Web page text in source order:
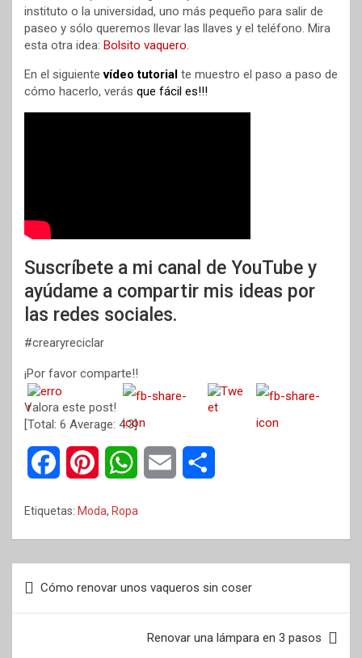
instituto o la universidad, uno más pequeño para salir de
paseo y sólo queremos llevar las llaves y el teléfono. Mira
esta otra idea: Bolsito vaquero.
En el siguientevídeo tutorial te muestro el paso a paso de
cómo hacerlo, verás que fácil es!!!
Suscríbete a mi canal de YouTube y
ayúdame a compartir mis ideas por
las redes sociales.
#crearyreciclar
¡Por favor comparte!!
Valora este post!
[Total: 6 Average: 4.3]
b e s l a
Etiquetas: Moda, Ropa
de
Cómo renovar unos vaqueros sin coser
Renovar una lámpara en 3 pasos